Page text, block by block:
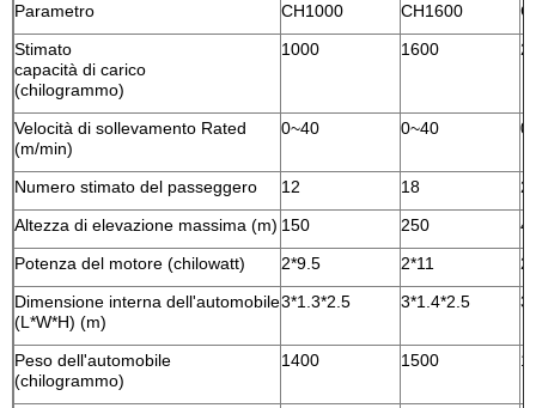
Parametro CH1000 CH1600
Stimato
capacità di carico
(chilogrammo)
1000 1600
Velocità di sollevamento Rated
(m/min)
0~40 0~40
Numero stimato del passeggero 12 18
Altezza di elevazione massima (m) 150 250
Potenza del motore (chilowatt)
2*9.5 2*11
Dimensione interna dell'automobile
(L*W*H) (m)
3*1.3*2.5 3*1.4*2.5
Peso dell'automobile
(chilogrammo)
1400 1500